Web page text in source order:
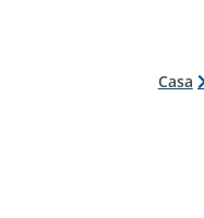
Casa